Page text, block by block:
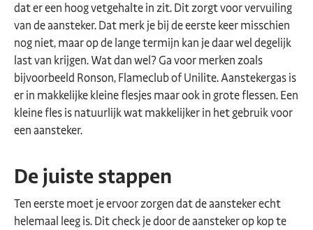
dat er een hoog vetgehalte in zit. Dit zorgt voor vervuiling
van de aansteker. Dat merk je bij de eerste keer misschien
nog niet, maar op de lange termijn kan je daar wel degelijk
last van krijgen. Wat dan wel? Ga voor merken zoals
bijvoorbeeld Ronson, Flameclub of Unilite. Aanstekergas is
er in makkelijke kleine flesjes maar ook in grote flessen. Een
kleine fles is natuurlijk wat makkelijker in het gebruik voor
een aansteker.
De juiste stappen
Ten eerste moet je ervoor zorgen dat de aansteker echt
helemaal leeg is. Dit check je door de aansteker op kop te